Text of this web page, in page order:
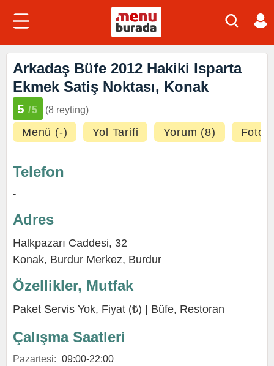
Arkadaş Büfe 2012 Hakiki Isparta
Ekmek Satiş Noktası, Konak
5 /5 (8 reyting)
Menü (-) Yol Tarifi Yorum (8)
Telefon
-
Adres
Halkpazarı Caddesi, 32
Konak, Burdur Merkez, Burdur
Özellikler, Mutfak
Paket Servis Yok, Fiyat (₺) | Büfe, Restoran
Çalışma Saatleri
Pazartesi: 09:00-22:00